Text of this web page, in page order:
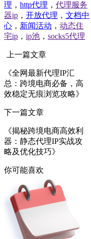
理 ， http代理 ， 代理服务
器ip ， 开放代理 ， 文档中
心 ， 新闻活动 ， 动态住
宅ip ， ip池 ， socks5代理
上一篇文章
《全网最新代理IP汇
总：跨境电商必备，高
效稳定无痕浏览攻略》
下一篇文章
《揭秘跨境电商高效利
器：静态代理IP实战攻
略及优化技巧》
你可能喜欢